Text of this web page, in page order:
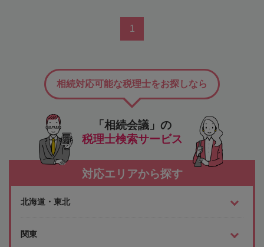
1
「相続会議」の
税理士検索サービス
相続対応可能な税理士をお探しなら
対応エリアから探す
北海道・東北
関東